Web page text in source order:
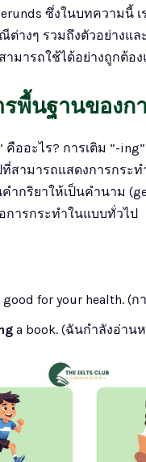
ซึ่งในบทความนี้
ต่างๆ รวมถึงตัวอย่างแ
มารถใช้ได้อย่างถูกต้อ
รพื้นฐานของก
คืออะไร? การเติม “-
ที่สามารถแสดงการกระ
ำกริยาให้เป็นคำนาม
การกระทำในแบบทั่วไป
good for your health. (
a book. (ฉันกำลังอ่าน